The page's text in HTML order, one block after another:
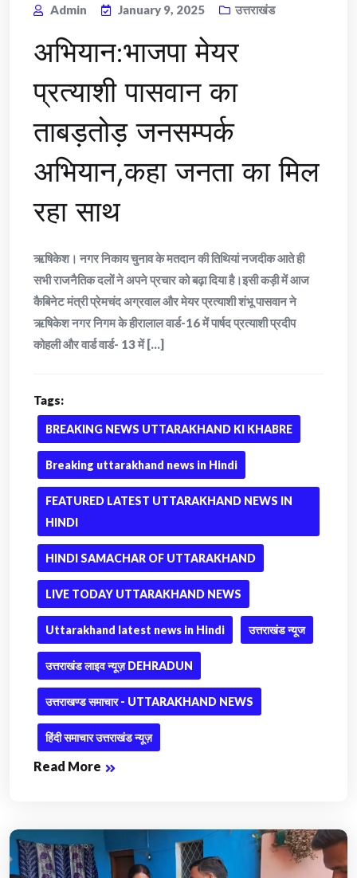
Admin January 9, 2025 उत्तराखंड
अभियान:भाजपा मेयर
प्रत्याशी पासवान का
ताबड़तोड़ जनसम्पर्क
अभियान,कहा जनता का मिल
रहा साथ
ऋषिकेश। नगर निकाय चुनाव के मतदान की तिथियां नजदीक आते ही
सभी राजनैतिक दलों ने अपने प्रचार को बढ़ा दिया है।इसी कड़ी में आज
कैबिनेट मंत्री प्रेमचंद अग्रवाल और मेयर प्रत्याशी शंभू पासवान ने
ऋषिकेश नगर निगम के हीरालाल वार्ड-16 में पार्षद प्रत्याशी प्रदीप
कोहली और वार्ड वार्ड- 13 में [...]
Tags:
BREAKING NEWS UTTARAKHAND KI KHABRE
Breaking uttarakhand news in Hindi
FEATURED LATEST UTTARAKHAND NEWS IN
HINDI
HINDI SAMACHAR OF UTTARAKHAND
LIVE TODAY UTTARAKHAND NEWS
Uttarakhand latest news in Hindi उत्तराखंड न्यूज
उत्तराखंड लाइव न्यूज़ DEHRADUN
उत्तराखण्ड समाचार - UTTARAKHAND NEWS
हिंदी समाचार उत्तराखंड न्यूज़
Read More